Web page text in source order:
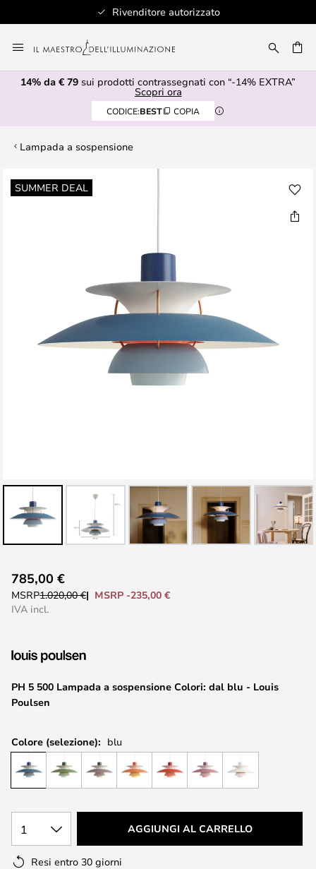
Oltre 100 marche di design
al
contenuto
14% da € 79 sui prodotti contrassegnati con “-14% EXTRA”
Scopri ora
CODICE:BEST COPIA
Lampada a sospensione
SUMMER DEAL
Vai
alla
all'inizio
della
immagini
PH 5 500 Lampada a sospensione Colori: dal blu - Louis
Poulsen
785,00 €
MSRP1.020,00 €
MSRP -235,00 €
IVA incl.
Colore (selezione): blu
1 AGGIUNGI AL CARRELLO
Resi entro 30 giorni